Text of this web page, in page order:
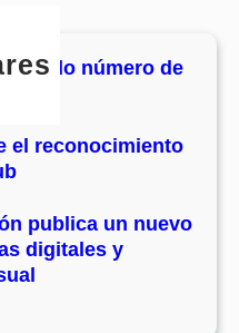
número de
el reconocimiento
publica un nuevo
digitales y